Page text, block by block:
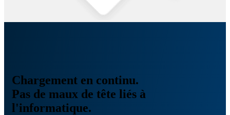
Chargement en continu.
Pas de maux de tête liés à
l'informatique.